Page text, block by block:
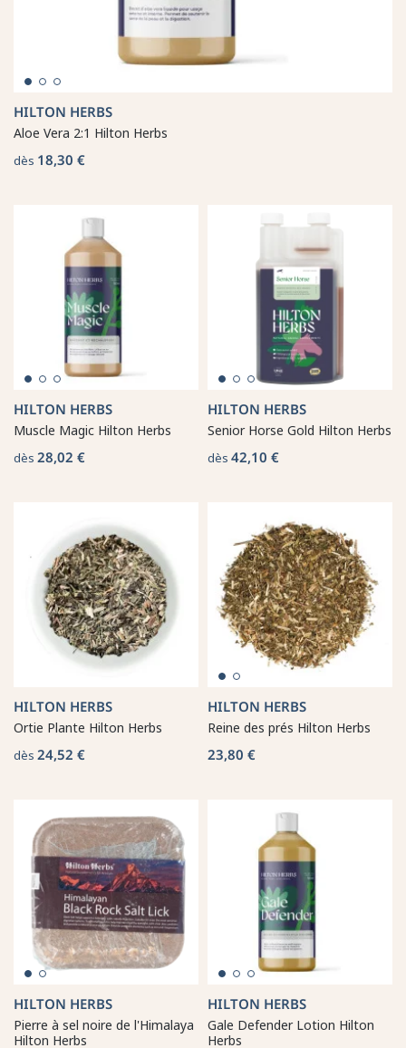
HILTON HERBS
Aloe Vera 2:1 Hilton Herbs
dès 18,30 €
HILTON HERBS
Muscle Magic Hilton Herbs
dès 28,02 €
HILTON HERBS
Senior Horse Gold Hilton Herbs
dès 42,10 €
HILTON HERBS
Ortie Plante Hilton Herbs
dès 24,52 €
HILTON HERBS
Reine des prés Hilton Herbs
23,80 €
HILTON HERBS
Pierre à sel noire de l'Himalaya
Hilton Herbs
HILTON HERBS
Gale Defender Lotion Hilton
Herbs